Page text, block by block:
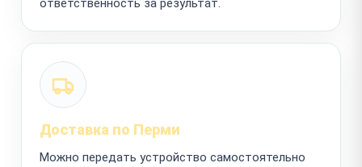
Доставка по Перми
Можно передать устройство самостоятельно